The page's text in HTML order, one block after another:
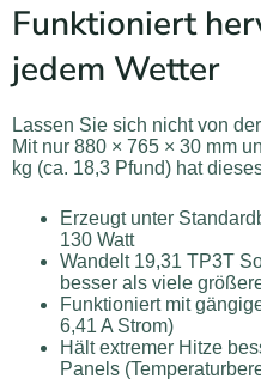
Funktioniert
jedem Wetter
Lassen Sie sich nicht von
Mit nur 880 × 765 × 30 mm
kg (ca. 18,3 Pfund) hat
Erzeugt unter
130 Watt
Wandelt 19,31 TP3T
besser als viele
Funktioniert mit
6,41 A Strom)
Hält extremer Hitze
Panels